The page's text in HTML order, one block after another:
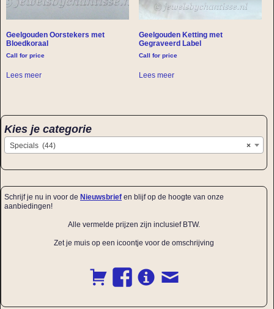
Geelgouden Oorstekers met
Bloedkoraal
Call for price
Lees meer
Geelgouden Ketting met
Gegraveerd Label
Call for price
Lees meer
Kies je categorie
×
Specials (44)
Schrijf je nu in voor de Nieuwsbrief en blijf op de hoogte van onze
aanbiedingen!
Alle vermelde prijzen zijn inclusief BTW.
Zet je muis op een icoontje voor de omschrijving